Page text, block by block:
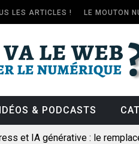
LES ARTICLES ! LE MOUTON
& PODCASTS
et IA générative : le